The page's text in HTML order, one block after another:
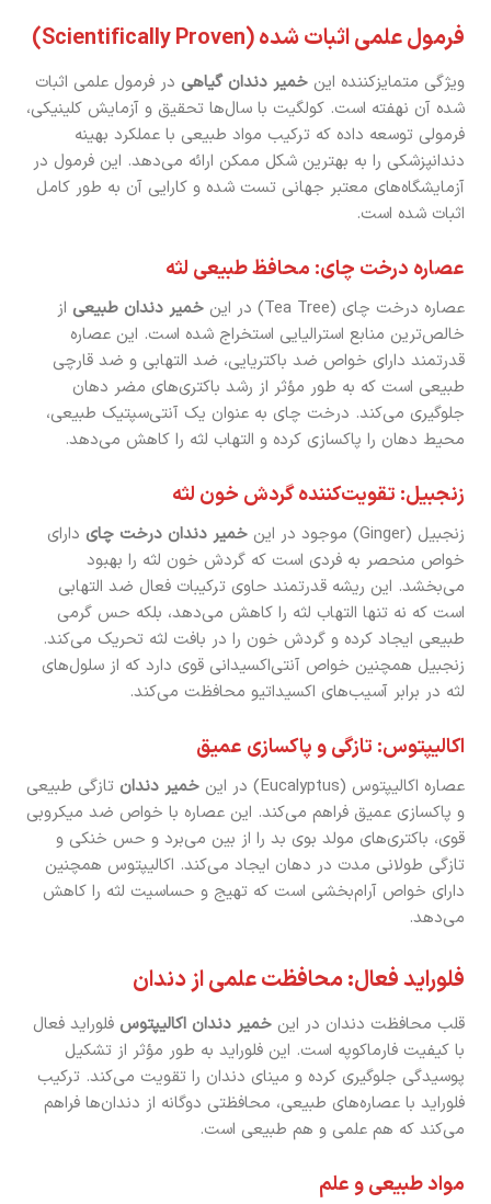
فرمول علمی اثبات شده (Scientifically Proven)
ویژگی متمایزکننده این خمیر دندان گیاهی در فرمول علمی اثبات
شده آن نهفته است. کولگیت با سال‌ها تحقیق و آزمایش کلینیکی،
فرمولی توسعه داده که ترکیب مواد طبیعی با عملکرد بهینه
دندانپزشکی را به بهترین شکل ممکن ارائه می‌دهد. این فرمول در
آزمایشگاه‌های معتبر جهانی تست شده و کارایی آن به طور کامل
اثبات شده است.
عصاره درخت چای: محافظ طبیعی لثه
عصاره درخت چای (Tea Tree) در این خمیر دندان طبیعی از
خالص‌ترین منابع استرالیایی استخراج شده است. این عصاره
قدرتمند دارای خواص ضد باکتریایی، ضد التهابی و ضد قارچی
طبیعی است که به طور مؤثر از رشد باکتری‌های مضر دهان
جلوگیری می‌کند. درخت چای به عنوان یک آنتی‌سپتیک طبیعی،
محیط دهان را پاکسازی کرده و التهاب لثه را کاهش می‌دهد.
زنجبیل: تقویت‌کننده گردش خون لثه
زنجبیل (Ginger) موجود در این خمیر دندان درخت چای دارای
خواص منحصر به فردی است که گردش خون لثه را بهبود
می‌بخشد. این ریشه قدرتمند حاوی ترکیبات فعال ضد التهابی
است که نه تنها التهاب لثه را کاهش می‌دهد، بلکه حس گرمی
طبیعی ایجاد کرده و گردش خون را در بافت لثه تحریک می‌کند.
زنجبیل همچنین خواص آنتی‌اکسیدانی قوی دارد که از سلول‌های
لثه در برابر آسیب‌های اکسیداتیو محافظت می‌کند.
اکالیپتوس: تازگی و پاکسازی عمیق
عصاره اکالیپتوس (Eucalyptus) در این خمیر دندان تازگی طبیعی
و پاکسازی عمیق فراهم می‌کند. این عصاره با خواص ضد میکروبی
قوی، باکتری‌های مولد بوی بد را از بین می‌برد و حس خنکی و
تازگی طولانی مدت در دهان ایجاد می‌کند. اکالیپتوس همچنین
دارای خواص آرام‌بخشی است که تهیج و حساسیت لثه را کاهش
می‌دهد.
فلوراید فعال: محافظت علمی از دندان
قلب محافظت دندان در این خمیر دندان اکالیپتوس فلوراید فعال
با کیفیت فارماکوپه است. این فلوراید به طور مؤثر از تشکیل
پوسیدگی جلوگیری کرده و مینای دندان را تقویت می‌کند. ترکیب
فلوراید با عصاره‌های طبیعی، محافظتی دوگانه از دندان‌ها فراهم
می‌کند که هم علمی و هم طبیعی است.
مواد طبیعی و علم